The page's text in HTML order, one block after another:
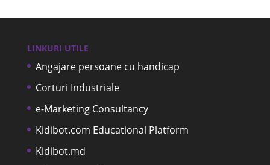
LINKURI UTILE
Angajare persoane cu handicap
Corturi Industriale
e-Marketing Consultancy
Kidibot.com Educational Platform
Kidibot.md